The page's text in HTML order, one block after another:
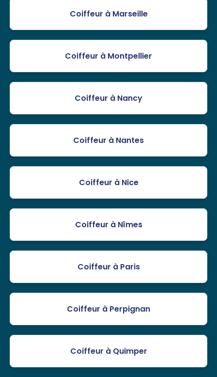
Coiffeur à Marseille
Coiffeur à Montpellier
Coiffeur à Nancy
Coiffeur à Nantes
Coiffeur à Nice
Coiffeur à Nîmes
Coiffeur à Paris
Coiffeur à Perpignan
Coiffeur à Quimper